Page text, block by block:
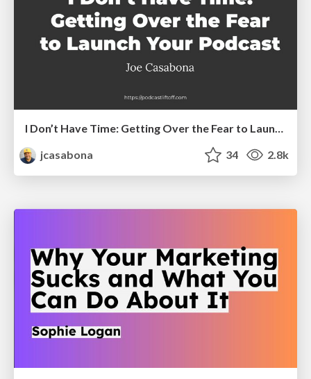
jcasabona
34 2.8k